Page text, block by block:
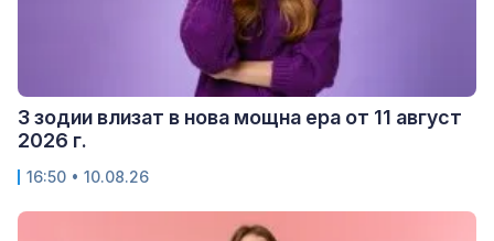
3 зодии влизат в нова мощна ера от 11 август
2026 г.
16:50 • 10.08.26